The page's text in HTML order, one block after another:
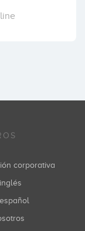
corporativa
español